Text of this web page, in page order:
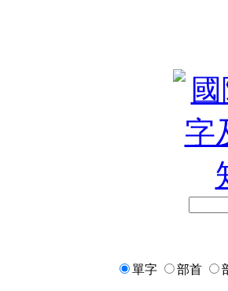
單字 部首